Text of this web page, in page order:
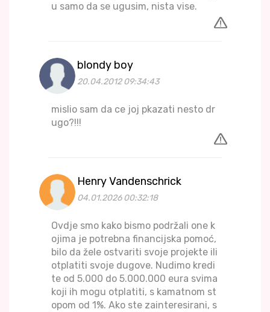
u samo da se ugusim, nista vise.
blondy boy
20.04.2012 09:34:43
mislio sam da ce joj pkazati nesto dr
ugo?!!!
Henry Vandenschrick
04.01.2026 00:32:18
Ovdje smo kako bismo podržali one k
ojima je potrebna financijska pomoć,
bilo da žele ostvariti svoje projekte ili
otplatiti svoje dugove. Nudimo kredi
te od 5.000 do 5.000.000 eura svima
koji ih mogu otplatiti, s kamatnom st
opom od 1%. Ako ste zainteresirani, s